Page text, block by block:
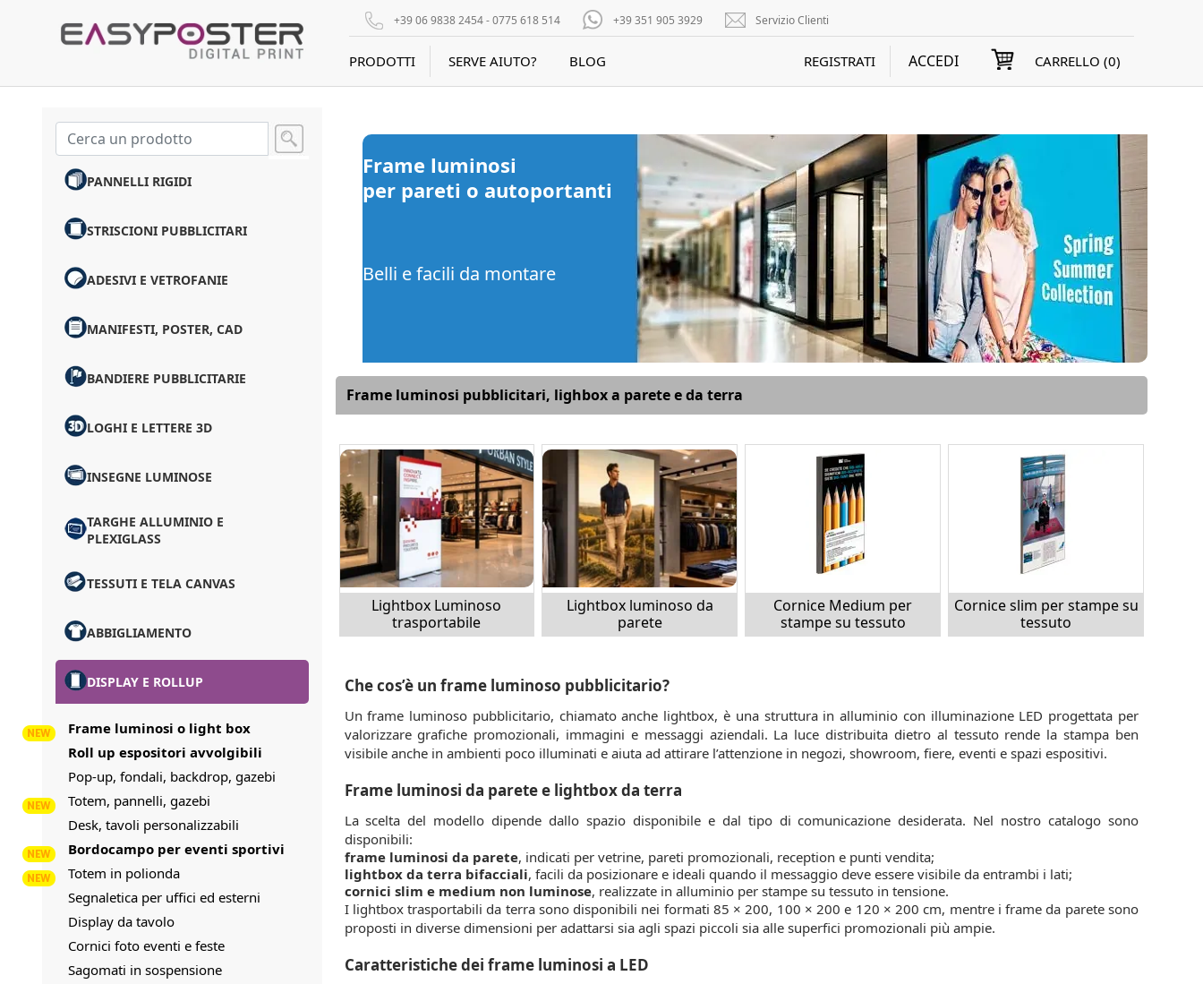
+39 06 9838 2454 - 0775 618 514 +39 351 905 3929 Servizio Clienti
PRODOTTI SERVE AIUTO? BLOG REGISTRATI ACCEDI CARRELLO (0)
PANNELLI RIGIDI
STRISCIONI PUBBLICITARI
ADESIVI E VETROFANIE
MANIFESTI, POSTER, CAD
BANDIERE PUBBLICITARIE
LOGHI E LETTERE 3D
INSEGNE LUMINOSE
TARGHE ALLUMINIO E
PLEXIGLASS
TESSUTI E TELA CANVAS
ABBIGLIAMENTO
DISPLAY E ROLLUP
Frame luminosi o light box
Roll up espositori avvolgibili
Pop-up, fondali, backdrop, gazebi
Totem, pannelli, gazebi
Desk, tavoli personalizzabili
Bordocampo per eventi sportivi
Totem in polionda
Segnaletica per uffici ed esterni
Display da tavolo
Cornici foto eventi e feste
Sagomati in sospensione
Frame luminosi
per pareti o autoportanti
Belli e facili da montare
Frame luminosi pubblicitari, lighbox a parete e da terra
Lightbox Luminoso
trasportabile
Lightbox luminoso da
parete
Cornice Medium per
stampe su tessuto
Cornice slim per stampe su
tessuto
Che cos’è un frame luminoso pubblicitario?
Un frame luminoso pubblicitario, chiamato anche lightbox, è una struttura in alluminio con illuminazione LED progettata per
valorizzare grafiche promozionali, immagini e messaggi aziendali. La luce distribuita dietro al tessuto rende la stampa ben
visibile anche in ambienti poco illuminati e aiuta ad attirare l’attenzione in negozi, showroom, fiere, eventi e spazi espositivi.
Frame luminosi da parete e lightbox da terra
La scelta del modello dipende dallo spazio disponibile e dal tipo di comunicazione desiderata. Nel nostro catalogo sono
disponibili:
frame luminosi da parete, indicati per vetrine, pareti promozionali, reception e punti vendita;
lightbox da terra bifacciali, facili da posizionare e ideali quando il messaggio deve essere visibile da entrambi i lati;
cornici slim e medium non luminose, realizzate in alluminio per stampe su tessuto in tensione.
I lightbox trasportabili da terra sono disponibili nei formati 85 × 200, 100 × 200 e 120 × 200 cm, mentre i frame da parete sono
proposti in diverse dimensioni per adattarsi sia agli spazi piccoli sia alle superfici promozionali più ampie.
Caratteristiche dei frame luminosi a LED